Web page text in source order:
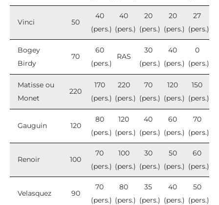
Vinci 50
40
(pers.)
40
(pers.)
20
(pers.)
20
(pers.)
27
(pers.)
Bogey
Birdy
70
60
(pers.)
RAS
30
(pers.)
40
(pers.)
0
(pers.)
Matisse ou
Monet
220
170
(pers.)
220
(pers.)
70
(pers.)
120
(pers.)
150
(pers.)
Gauguin 120
80
(pers.)
120
(pers.)
40
(pers.)
60
(pers.)
70
(pers.)
Renoir 100
70
(pers.)
100
(pers.)
30
(pers.)
50
(pers.)
60
(pers.)
Velasquez 90
70
(pers.)
80
(pers.)
35
(pers.)
40
(pers.)
50
(pers.)